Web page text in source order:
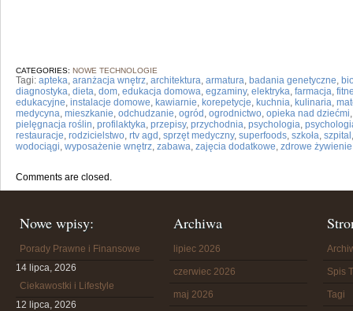
CATEGORIES: NOWE TECHNOLOGIE
Tagi: apteka, aranżacja wnętrz, architektura, armatura, badania genetyczne,
diagnostyka, dieta, dom, edukacja domowa, egzaminy, elektryka, farmacja,
edukacyjne, instalacje domowe, kawiarnie, korepetycje, kuchnia, kulinaria,
medycyna, mieszkanie, odchudzanie, ogród , ogrodnictwo, opieka nad dziećmi
pielęgnacja roślin, profilaktyka, przepisy, przychodnia, psychologia,
restauracje, rodzicielstwo, rtv agd , sprzęt medyczny, superfoods, szkoła, szpital
wodociągi, wyposażenie wnętrz, zabawa, zajęcia dodatkowe, zdrowe żywienie
Comments are closed.
Nowe wpisy:
Porady Prawne i Finansowe
14 lipca, 2026
Ciekawostki i Lifestyle
12 lipca, 2026
Archiwa
lipiec 2026
czerwiec 2026
maj 2026
Spis
Tagi